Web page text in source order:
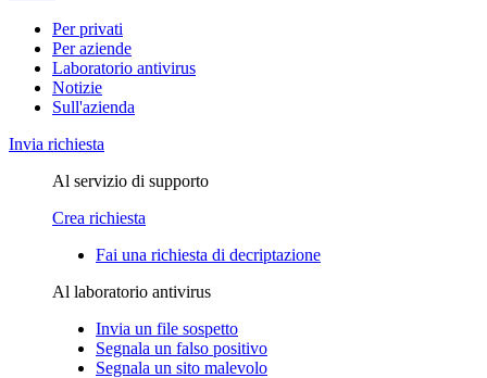
Per privati
Per aziende
Laboratorio antivirus
Notizie
Sull'azienda
Invia richiesta
Al servizio di supporto
Crea richiesta
Fai una richiesta di decriptazione
Al laboratorio antivirus
Invia un file sospetto
Segnala un falso positivo
Segnala un sito malevolo